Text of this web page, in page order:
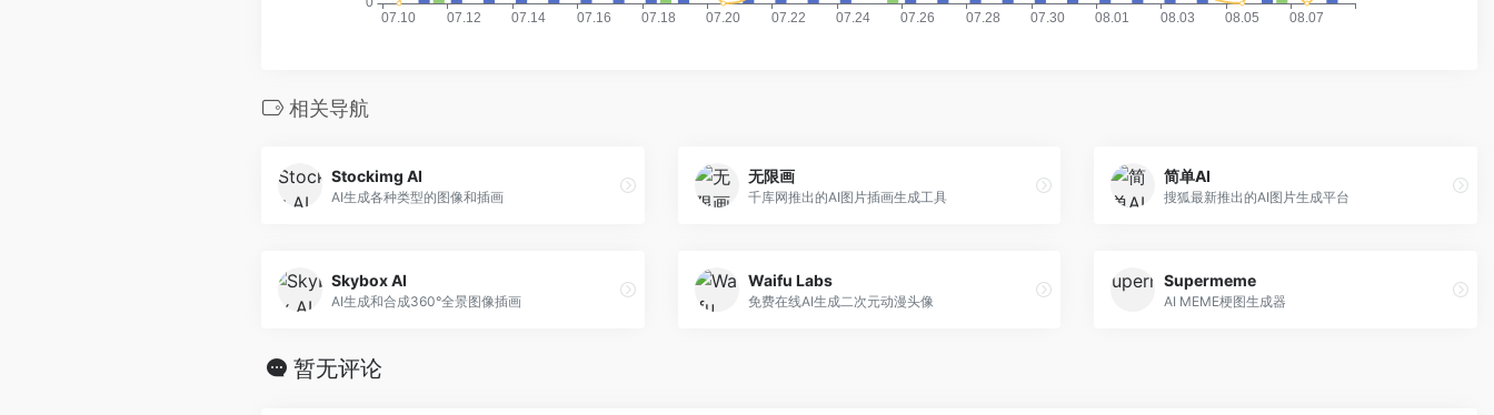
相关导航
Stockimg AI
AI生成各种类型的图像和插画
无限画
千库网推出的AI图片插画生成工具
简单AI
搜狐最新推出的AI图片生成平台
Skybox AI
AI生成和合成360°全景图像插画
Waifu Labs
免费在线AI生成二次元动漫头像
Supermeme
AI MEME梗图生成器
暂无评论